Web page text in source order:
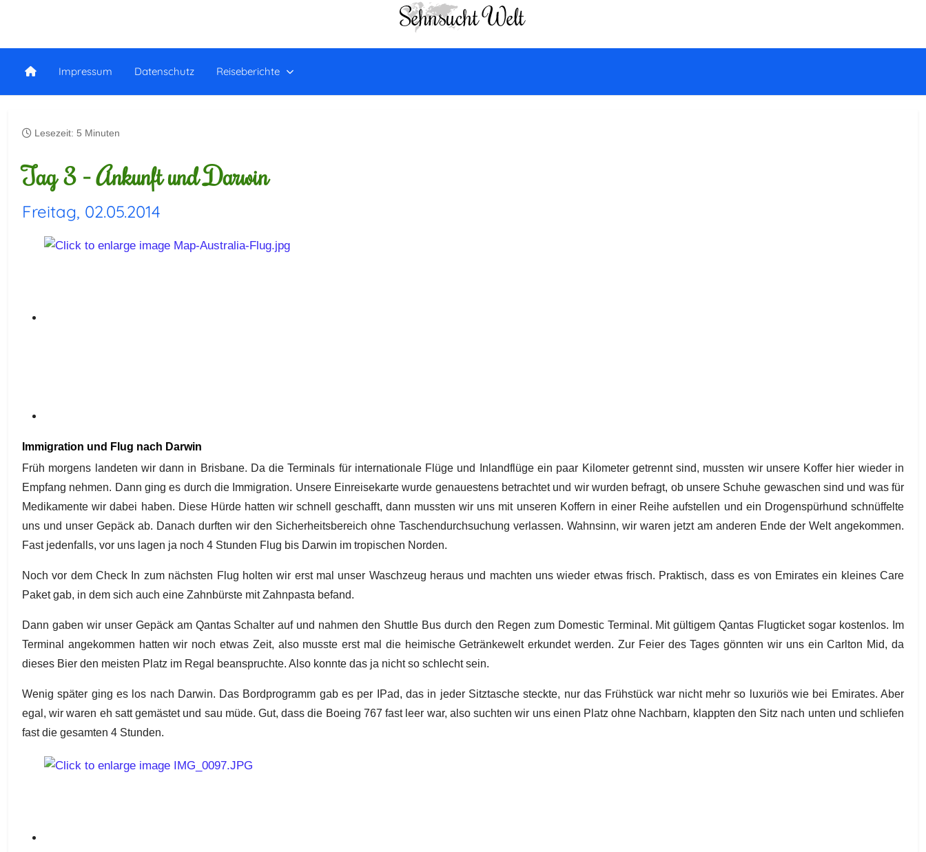
Impressum Datenschutz Reiseberichte
Lesezeit: 5 Minuten
Tag 3 - Ankunft und Darwin
Freitag, 02.05.2014
Immigration und Flug nach Darwin
Früh morgens landeten wir dann in Brisbane. Da die Terminals für internationale Flüge und Inlandflüge ein paar Kilometer getrennt sind, mussten wir unsere Koffer hier wieder in
Empfang nehmen. Dann ging es durch die Immigration. Unsere Einreisekarte wurde genauestens betrachtet und wir wurden befragt, ob unsere Schuhe gewaschen sind und was für
Medikamente wir dabei haben. Diese Hürde hatten wir schnell geschafft, dann mussten wir uns mit unseren Koffern in einer Reihe aufstellen und ein Drogenspürhund schnüffelte
uns und unser Gepäck ab. Danach durften wir den Sicherheitsbereich ohne Taschendurchsuchung verlassen. Wahnsinn, wir waren jetzt am anderen Ende der Welt angekommen.
Fast jedenfalls, vor uns lagen ja noch 4 Stunden Flug bis Darwin im tropischen Norden.
Noch vor dem Check In zum nächsten Flug holten wir erst mal unser Waschzeug heraus und machten uns wieder etwas frisch. Praktisch, dass es von Emirates ein kleines Care
Paket gab, in dem sich auch eine Zahnbürste mit Zahnpasta befand.
Dann gaben wir unser Gepäck am Qantas Schalter auf und nahmen den Shuttle Bus durch den Regen zum Domestic Terminal. Mit gültigem Qantas Flugticket sogar kostenlos. Im
Terminal angekommen hatten wir noch etwas Zeit, also musste erst mal die heimische Getränkewelt erkundet werden. Zur Feier des Tages gönnten wir uns ein Carlton Mid, da
dieses Bier den meisten Platz im Regal beanspruchte. Also konnte das ja nicht so schlecht sein.
Wenig später ging es los nach Darwin. Das Bordprogramm gab es per IPad, das in jeder Sitztasche steckte, nur das Frühstück war nicht mehr so luxuriös wie bei Emirates. Aber
egal, wir waren eh satt gemästet und sau müde. Gut, dass die Boeing 767 fast leer war, also suchten wir uns einen Platz ohne Nachbarn, klappten den Sitz nach unten und schliefen
fast die gesamten 4 Stunden.